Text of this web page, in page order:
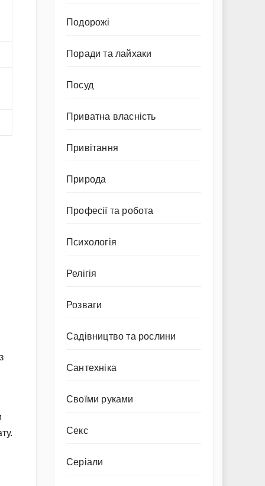
Подорожі
Поради та лайхаки
Посуд
Приватна власність
Привітання
Природа
Професії та робота
Психологія
Релігія
Розваги
Садівництво та рослини
Сантехніка
Своїми руками
Секс
Серіали